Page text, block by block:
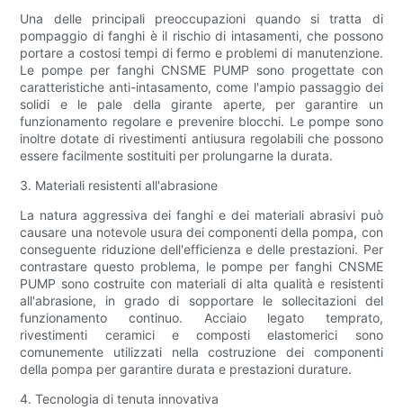
Una delle principali preoccupazioni quando si tratta di
pompaggio di fanghi è il rischio di intasamenti, che possono
portare a costosi tempi di fermo e problemi di manutenzione.
Le pompe per fanghi CNSME PUMP sono progettate con
caratteristiche anti-intasamento, come l'ampio passaggio dei
solidi e le pale della girante aperte, per garantire un
funzionamento regolare e prevenire blocchi. Le pompe sono
inoltre dotate di rivestimenti antiusura regolabili che possono
essere facilmente sostituiti per prolungarne la durata.
3. Materiali resistenti all'abrasione
La natura aggressiva dei fanghi e dei materiali abrasivi può
causare una notevole usura dei componenti della pompa, con
conseguente riduzione dell'efficienza e delle prestazioni. Per
contrastare questo problema, le pompe per fanghi CNSME
PUMP sono costruite con materiali di alta qualità e resistenti
all'abrasione, in grado di sopportare le sollecitazioni del
funzionamento continuo. Acciaio legato temprato,
rivestimenti ceramici e composti elastomerici sono
comunemente utilizzati nella costruzione dei componenti
della pompa per garantire durata e prestazioni durature.
4. Tecnologia di tenuta innovativa